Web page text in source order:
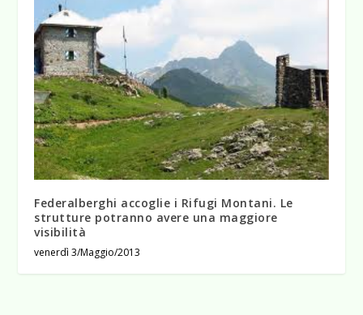
Federalberghi accoglie i Rifugi Montani. Le
strutture potranno avere una maggiore
visibilità
venerdì 3/Maggio/2013